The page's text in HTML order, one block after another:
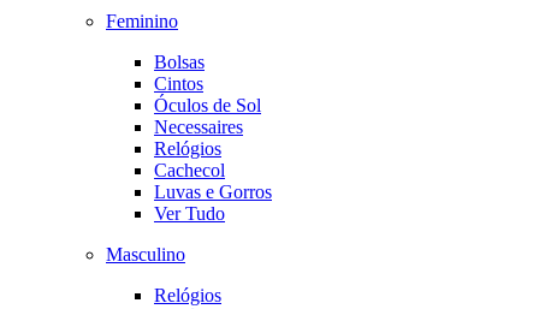
Feminino
Bolsas
Cintos
Óculos de Sol
Necessaires
Relógios
Cachecol
Luvas e Gorros
Ver Tudo
Masculino
Relógios